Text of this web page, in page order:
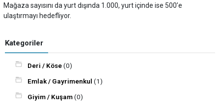
Mağaza sayısını da yurt dışında 1.000, yurt içinde ise 500’e
ulaştırmayı hedefliyor.
Kategoriler
Deri / Köse(0)
Emlak / Gayrimenkul(1)
Giyim / Kuşam(0)